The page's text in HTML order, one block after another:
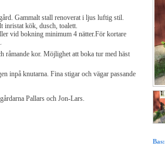
Gammalt stall renoverat i ljus luftig stil.
inristat kök, dusch, toalett.
vid bokning minimum 4 nätter.För kortare
råmande kor. Möjlighet att boka tur med häst
inpå knutarna. Fina stigar och vägar passande
Pallars och Jon-Lars.
Bas: